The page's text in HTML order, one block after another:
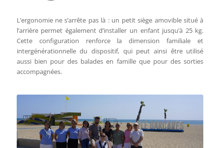
L’ergonomie ne s’arrête pas là : un petit siège amovible situé à
l’arrière permet également d’installer un enfant jusqu’à 25 kg.
Cette configuration renforce la dimension familiale et
intergénérationnelle du dispositif, qui peut ainsi être utilisé
aussi bien pour des balades en famille que pour des sorties
accompagnées.